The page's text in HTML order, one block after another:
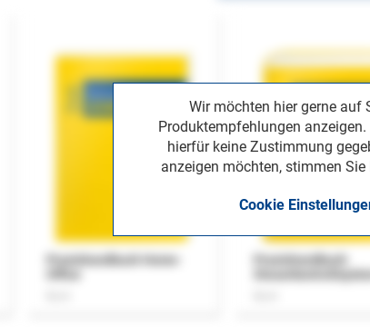
Wir möchten hier gerne auf
Produktempfehlungen
hierfür keine Zustimmung
anzeigen möchten, stimmen
Cookie
Praxishandbuch Home-
Praxishandbuch